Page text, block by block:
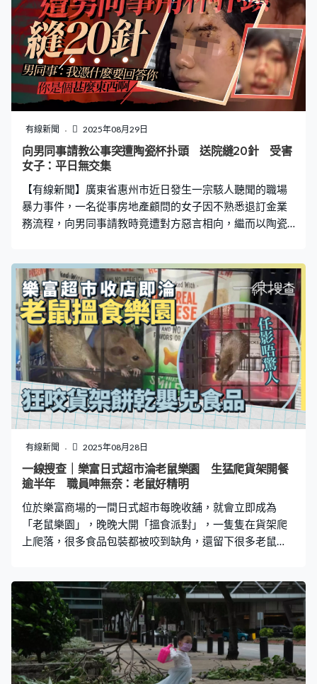
小明星。店員雲姐憶述，事發當日下午約3時，發現「紅
豆」睡醒後貓鬚變得扎手，檢查後確認其貓鬚被剪短，且
地上散落剪下的鬚毛。她透露，「紅豆」被剪貓鬚後顯得
心情低落、垂頭喪氣，與平日活潑模樣大相徑庭。而店內
閉路電視未能拍下虐貓者行為，僅錄得相熟街坊與「紅
豆」玩耍的畫面，難以鎖定嫌疑人。 另一名店員阿康表
示，「紅豆」原為鄰居貓咪的小孩，因店內常有鼠蹤而被
領養，平時愛睡在門口位置，性格溫順，願意與陌生人互
動，不會咬人，「平日都有街坊探佢，俾嘢佢食、撩佢
玩，都唔會抗拒陌生人，好容易同佢玩，唔會咬人。」 街
在社交平台發文，公開「紅豆」被人無故剪去貓
有線新聞 2025年08月29日
向男同事請教公事突遭陶瓷杯扑頭 送院縫20針 受害
女子：平日無交集
【有線新聞】廣東省惠州市近日發生一宗駭人聽聞的職場
暴力事件，一名從事房地產顧問的女子因不熟悉退訂金業
務流程，向男同事請教時竟遭對方惡言相向，繼而以陶瓷
介入調查。 詢問退訂金流程 遭男同事鬧爆：我憑什麽要
回答你 事發在8月25日，姓陳的女事主接受內媒訪問時表
示，自己任職房地產顧問，當日因首次為客戶辦理退訂金
業務，因不熟悉表格填寫流程，於是前往二樓合同部門向
其中一名男同事請教。陳女透露，對方一開始態度惡劣、
愛搭不理，甚至稱「我憑什麽要回答你，你是個甚麼東西
啊，我要回答你？」 陳女見狀回應：「你不回答就算
了。」正準備離開之際，男同事突然發難，破口大罵，甚
至突然拿起陶瓷杯朝陳女頭部狠砸。 離開時遭對方陶瓷杯
砸頭 臉、頭多處受傷 陳女憶述，當刻下意識以手遮擋臉
部，但仍致臉部、眼皮、眉毛、臉頰及頭部多處裂傷，血
流如注。陳女送院經檢查後，醫生診斷為頭部損傷和臉部
裂傷，共縫合20多針。 陳女強調，之前與涉事男同事毫無
幫忙就算了，還要砸人？」她目前未婚，
有線新聞 2025年08月28日
一線搜查｜樂富日式超市淪老鼠樂園 生猛爬貨架開餐
逾半年 職員呻無奈：老鼠好精明
位於樂富商場的一間日式超市每晚收舖，就會立即成為
「老鼠樂園」，晚晚大開「搵食派對」，一隻隻在貨架爬
上爬落，很多食品包裝都被咬到缺角，還留下很多老鼠
後老鼠覓食的場面近期都晚晚上演，據報料市民劉小姐向
《一線搜查》表示，有晚在經過超市店外時，突然看到店
內貨架有很多老鼠，便拿出手機拍下影片，豈料她和朋友
連續兩個晚上都目擊相同情況，「朋友剛剛（晚上）十時
許經過，超市應該拉閘沒多久，老鼠就跑出來了，就很恐
怖了。」 《一線搜查》日前於夜晚十時左右去到現場，發